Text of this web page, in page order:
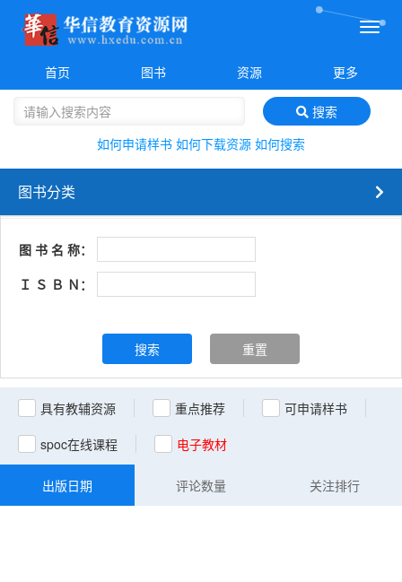
菜
首页
图书 资源 更多
搜索
如何申请样书 如何下载资源 如何搜索
图书分类
图 书 名 称：
Ｉ Ｓ Ｂ Ｎ：
搜索 重置
具有教辅资源 重点推荐
可申请样书
spoc在线课程
电子教材
关注排行
评论数量
出版日期